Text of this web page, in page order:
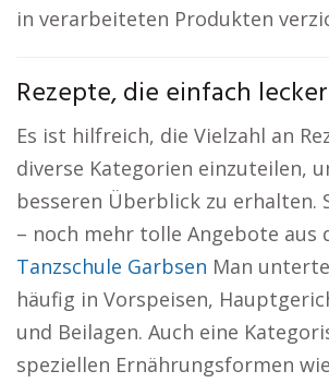
in verarbeiteten Produkten
Rezepte, die einfach
Es ist hilfreich, die Vielzahl an
diverse Kategorien einzuteilen,
besseren Überblick zu erhalten.
– noch mehr tolle Angebote aus
Tanzschule Garbsen Man
häufig in Vorspeisen,
und Beilagen. Auch eine
speziellen Ernährungsformen